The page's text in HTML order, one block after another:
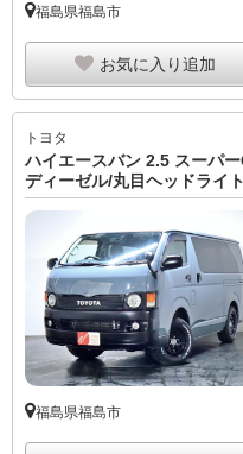
福島県福島市
お気に入り追加
トヨタ
ハイエースバン 2.5 スーパ
ディーゼル/丸目ヘッドライ
福島県福島市